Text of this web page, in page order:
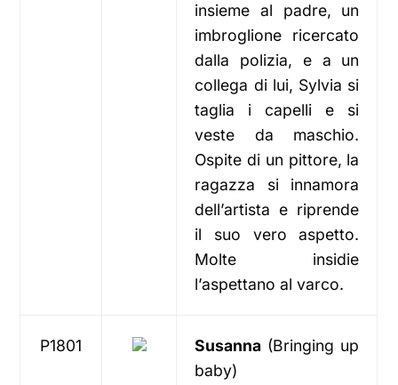
insieme al padre, un
imbroglione ricercato
dalla polizia, e a un
collega di lui, Sylvia si
taglia i capelli e si
veste da maschio.
Ospite di un pittore, la
ragazza si innamora
dell’artista e riprende
il suo vero aspetto.
Molte insidie
l’aspettano al varco.
P1801 Susanna (Bringing up
baby)